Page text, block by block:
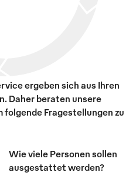
ergeben sich aus Ihren
Daher beraten unsere
folgende Fragestellungen zu
Wie viele Personen sollen
ausgestattet werden?